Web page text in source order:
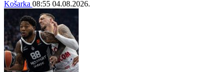
Košarka 08:55 04.08.2026.